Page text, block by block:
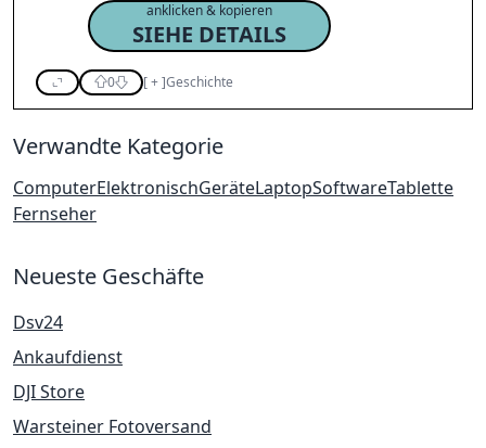
anklicken & kopieren
SIEHE DETAILS
0 [+]Geschichte
Verwandte Kategorie
ComputerElektronischGeräteLaptopSoftwareTablette
Fernseher
Neueste Geschäfte
Dsv24
Ankaufdienst
DJI Store
Warsteiner Fotoversand